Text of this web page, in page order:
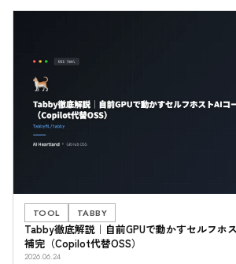
TOOL TABBY
Tabby徹底解説｜自前GPUで動かすセルフホ
補完（Copilot代替OSS）
2026.06.24